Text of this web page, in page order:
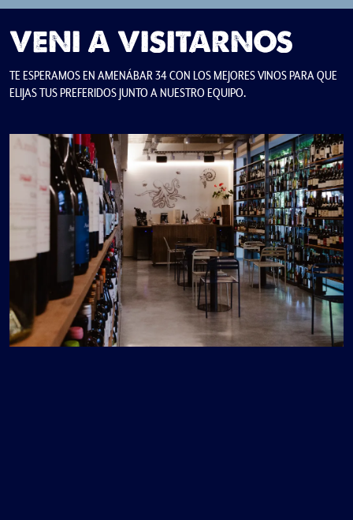
VENI A VISITARNOS
TE ESPERAMOS EN AMENÁBAR 34 CON LOS MEJORES VINOS PARA QUE
ELIJAS TUS PREFERIDOS JUNTO A NUESTRO EQUIPO.